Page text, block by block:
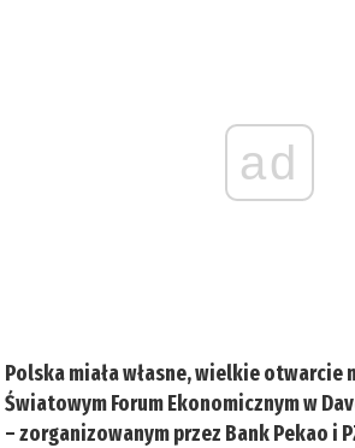
ad
Polska miała własne, wielkie otwarcie
Światowym Forum Ekonomicznym w
– zorganizowanym przez Bank Pekao i